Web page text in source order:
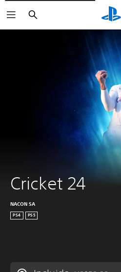
Buscar
Cricket 24
NACON SA
PS4 PS5